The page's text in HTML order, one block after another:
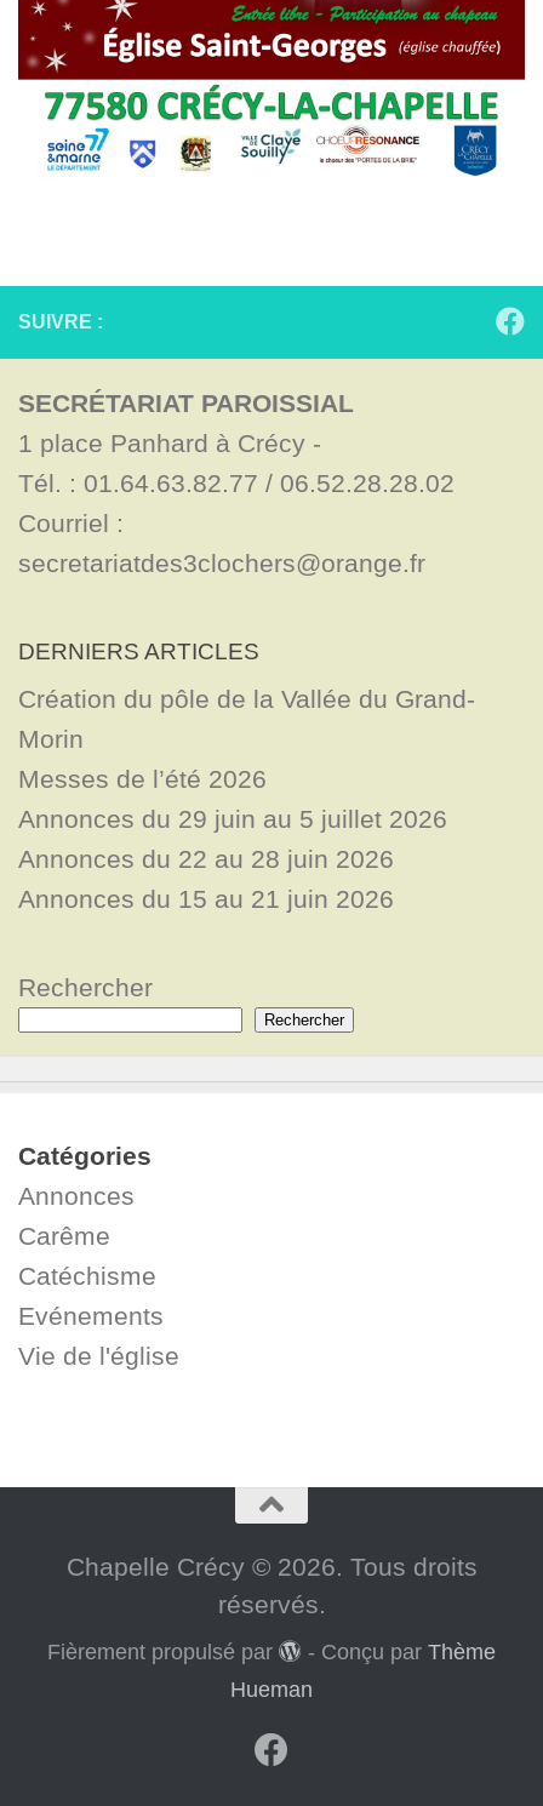
SUIVRE :
SECRÉTARIAT PAROISSIAL
1 place Panhard à Crécy -
Tél. : 01.64.63.82.77 / 06.52.28.28.02
Courriel :
secretariatdes3clochers@orange.fr
DERNIERS ARTICLES
Création du pôle de la Vallée du Grand-
Morin
Messes de l’été 2026
Annonces du 29 juin au 5 juillet 2026
Annonces du 22 au 28 juin 2026
Annonces du 15 au 21 juin 2026
Rechercher
Rechercher
Catégories
Annonces
Carême
Catéchisme
Evénements
Vie de l'église
Chapelle Crécy © 2026. Tous droits
réservés.
Fièrement propulsé par - Conçu par Thème
Hueman